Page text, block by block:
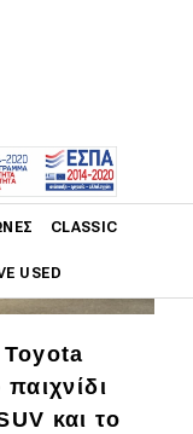
CLASSIC
USED
και το